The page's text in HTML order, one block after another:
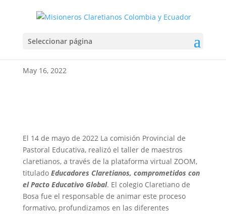
Seleccionar página
TALLER PARA MAESTROS
CLARETIANOS
May 16, 2022
El 14 de mayo de 2022 La comisión Provincial de
Pastoral Educativa, realizó el taller de maestros
claretianos, a través de la plataforma virtual ZOOM,
titulado Educadores Claretianos, comprometidos con
el Pacto Educativo Global. El colegio Claretiano de
Bosa fue el responsable de animar este proceso
formativo, profundizamos en las diferentes